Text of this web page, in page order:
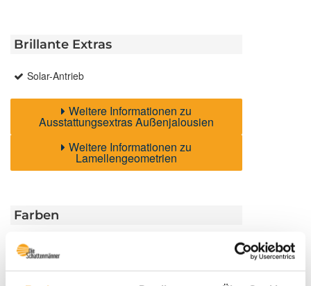
Brillante Extras
Solar-Antrieb
Weitere Informationen zu
Ausstattungsextras Außenjalousien
Weitere Informationen zu
Lamellengeometrien
Farben